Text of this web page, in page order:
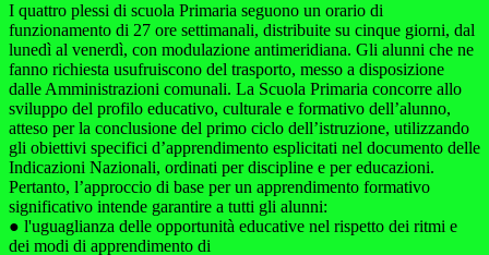
I quattro plessi di scuola Primaria seguono un orario di
funzionamento di 27 ore settimanali, distribuite su cinque giorni, dal
lunedì al venerdì, con modulazione antimeridiana. Gli alunni che ne
fanno richiesta usufruiscono del trasporto, messo a disposizione
dalle Amministrazioni comunali. La Scuola Primaria concorre allo
sviluppo del profilo educativo, culturale e formativo dell’alunno,
atteso per la conclusione del primo ciclo dell’istruzione, utilizzando
gli obiettivi specifici d’apprendimento esplicitati nel documento delle
Indicazioni Nazionali, ordinati per discipline e per educazioni.
Pertanto, l’approccio di base per un apprendimento formativo
significativo intende garantire a tutti gli alunni:
● l'uguaglianza delle opportunità educative nel rispetto dei ritmi e
dei modi di apprendimento di